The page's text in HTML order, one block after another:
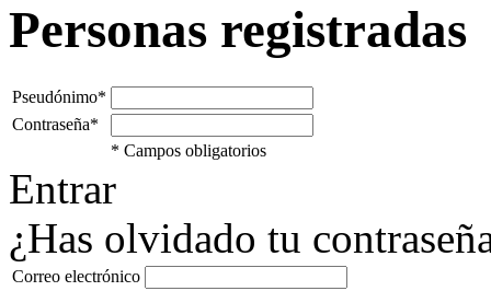
Personas registradas
Pseudónimo*
Contraseña*
* Campos obligatorios
Entrar
¿Has olvidado tu
Correo electrónico